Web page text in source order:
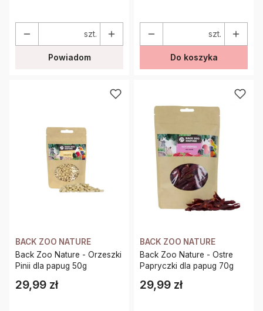
szt.
Powiadom
szt.
Do koszyka
BACK ZOO NATURE
Back Zoo Nature - Orzeszki
Pinii dla papug 50g
Cena
29,99 zł
BACK ZOO NATURE
Back Zoo Nature - Ostre
Papryczki dla papug 70g
Cena
29,99 zł